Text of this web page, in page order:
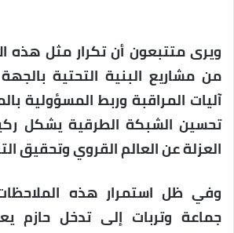
ويرى متتبعون أن تكرار مثل هذه
من مشاريع البنية التحتية
آليات المراقبة وربط المسؤولية
تحسين الشبكة الطرقية يشكل
العزلة عن العالم القروي وتحقيق
وفي ظل استمرار هذه
جماعة وتربات إلى تدخل حازم